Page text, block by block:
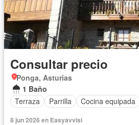
Consultar precio
Ponga, Asturias
1 Baño
Terraza
Parrilla Cocina equipada
8 jun 2026 en Easyavvisi